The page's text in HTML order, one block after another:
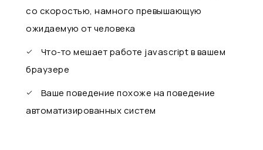
со скоростью, намного превышающую
ожидаемую от человека
Что-то мешает работе javascript в вашем
браузере
Ваше поведение похоже на поведение
автоматизированных систем